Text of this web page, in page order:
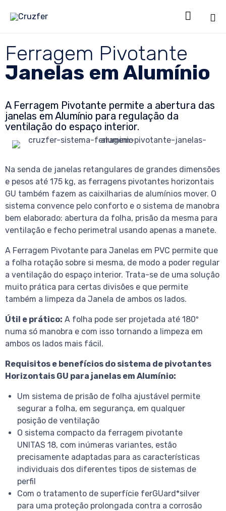

Ferragem Pivotante
Janelas em Alumínio
A Ferragem Pivotante permite a abertura das
janelas em Alumínio para regulação da
ventilação do espaço interior.
Na senda de janelas retangulares de grandes dimensões
e pesos até 175 kg, as ferragens pivotantes horizontais
GU também fazem as caixilharias de alumínios mover. O
sistema convence pelo conforto e o sistema de manobra
bem elaborado: abertura da folha, prisão da mesma para
ventilação e fecho perimetral usando apenas a manete.
A Ferragem Pivotante para Janelas em PVC permite que
a folha rotação sobre si mesma, de modo a poder regular
a ventilação do espaço interior. Trata-se de uma solução
muito prática para certas divisões e que permite
também a limpeza da Janela de ambos os lados.
Útil e prático: A folha pode ser projetada até 180º
numa só manobra e com isso tornando a limpeza em
ambos os lados mais fácil.
Requisitos e benefícios do sistema de pivotantes
Horizontais GU para janelas em Alumínio:
Um sistema de prisão de folha ajustável permite
segurar a folha, em segurança, em qualquer
posição de ventilação
O sistema compacto da ferragem pivotante
UNITAS 18, com inúmeras variantes, estão
precisamente adaptadas para as características
individuais dos diferentes tipos de sistemas de
perfil
Com o tratamento de superfície ferGUard*silver
para uma proteção prolongada contra a corrosão